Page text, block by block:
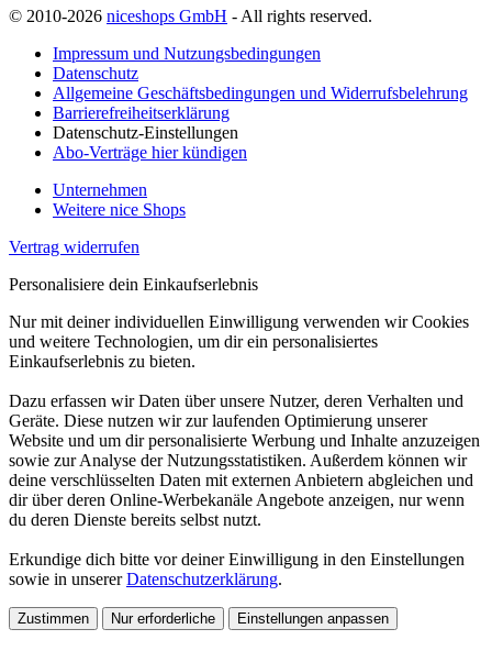
© 2010-2026 niceshops GmbH - All rights reserved.
Impressum und Nutzungsbedingungen
Datenschutz
Allgemeine Geschäftsbedingungen und Widerrufsbelehrung
Barrierefreiheitserklärung
Datenschutz-Einstellungen
Abo-Verträge hier kündigen
Unternehmen
Weitere nice Shops
Vertrag widerrufen
Personalisiere dein Einkaufserlebnis
Nur mit deiner individuellen Einwilligung verwenden wir Cookies
und weitere Technologien, um dir ein personalisiertes
Einkaufserlebnis zu bieten.
Dazu erfassen wir Daten über unsere Nutzer, deren Verhalten und
Geräte. Diese nutzen wir zur laufenden Optimierung unserer
Website und um dir personalisierte Werbung und Inhalte anzuzeigen
sowie zur Analyse der Nutzungsstatistiken. Außerdem können wir
deine verschlüsselten Daten mit externen Anbietern abgleichen und
dir über deren Online-Werbekanäle Angebote anzeigen, nur wenn
du deren Dienste bereits selbst nutzt.
Erkundige dich bitte vor deiner Einwilligung in den Einstellungen
sowie in unsererDatenschutzerklärung.
Zustimmen Nur erforderliche Einstellungen anpassen